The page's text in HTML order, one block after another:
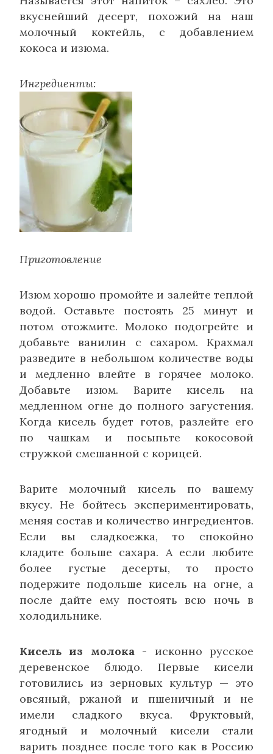
вкуснейший десерт, похожий на наш
молочный коктейль, с добавлением
кокоса и изюма.
Ингредиенты:
Приготовление
Изюм хорошо промойте и залейте теплой
водой. Оставьте постоять 25 минут и
потом отожмите. Молоко подогрейте и
добавьте ванилин с сахаром. Крахмал
разведите в небольшом количестве воды
и медленно влейте в горячее молоко.
Добавьте изюм. Варите кисель на
медленном огне до полного загустения.
Когда кисель будет готов, разлейте его
по чашкам и посыпьте кокосовой
стружкой смешанной с корицей.
Варите молочный кисель по вашему
вкусу. Не бойтесь экспериментировать,
меняя состав и количество ингредиентов.
Если вы сладкоежка, то спокойно
кладите больше сахара. А если любите
более густые десерты, то просто
подержите подольше кисель на огне, а
после дайте ему постоять всю ночь в
холодильнике.
Кисель из молока - исконно русское
деревенское блюдо. Первые кисели
готовились из зерновых культур — это
овсяный, ржаной и пшеничный и не
имели сладкого вкуса. Фруктовый,
ягодный и молочный кисели стали
варить позднее после того как в Россию